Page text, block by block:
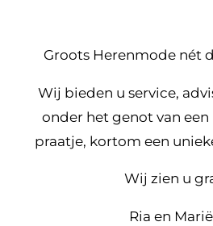
Groots Herenmode nét
Wij bieden u service,
onder het genot van
praatje, kortom een
Wij zien u
Ria en